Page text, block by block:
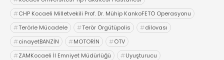
#CHP Kocaeli Milletvekili Prof. Dr. Mühip KankoFETÖ Operasyonu
#Terörle Mücadele #Terör Örgütüpolis #dilovası
#cinayetBANZİN #MOTORİN #ÖTV
#ZAMKocaeli İl Emniyet Müdürlüğü #Uyuşturucu